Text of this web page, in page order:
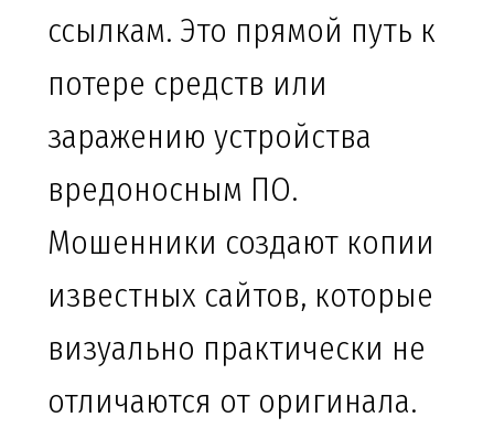
ссылкам. Это прямой путь к
потере средств или
заражению устройства
вредоносным ПО.
Мошенники создают копии
известных сайтов, которые
визуально практически не
отличаются от оригинала.